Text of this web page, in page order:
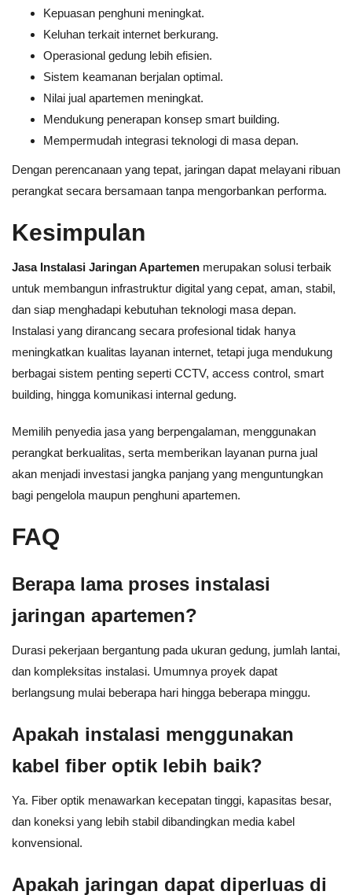
Kepuasan penghuni meningkat.
Keluhan terkait internet berkurang.
Operasional gedung lebih efisien.
Sistem keamanan berjalan optimal.
Nilai jual apartemen meningkat.
Mendukung penerapan konsep smart building.
Mempermudah integrasi teknologi di masa depan.
Dengan perencanaan yang tepat, jaringan dapat melayani ribuan
perangkat secara bersamaan tanpa mengorbankan performa.
Kesimpulan
Jasa Instalasi Jaringan Apartemen merupakan solusi terbaik
untuk membangun infrastruktur digital yang cepat, aman, stabil,
dan siap menghadapi kebutuhan teknologi masa depan.
Instalasi yang dirancang secara profesional tidak hanya
meningkatkan kualitas layanan internet, tetapi juga mendukung
berbagai sistem penting seperti CCTV, access control, smart
building, hingga komunikasi internal gedung.
Memilih penyedia jasa yang berpengalaman, menggunakan
perangkat berkualitas, serta memberikan layanan purna jual
akan menjadi investasi jangka panjang yang menguntungkan
bagi pengelola maupun penghuni apartemen.
FAQ
Berapa lama proses instalasi
jaringan apartemen?
Durasi pekerjaan bergantung pada ukuran gedung, jumlah lantai,
dan kompleksitas instalasi. Umumnya proyek dapat
berlangsung mulai beberapa hari hingga beberapa minggu.
Apakah instalasi menggunakan
kabel fiber optik lebih baik?
Ya. Fiber optik menawarkan kecepatan tinggi, kapasitas besar,
dan koneksi yang lebih stabil dibandingkan media kabel
konvensional.
Apakah jaringan dapat diperluas di